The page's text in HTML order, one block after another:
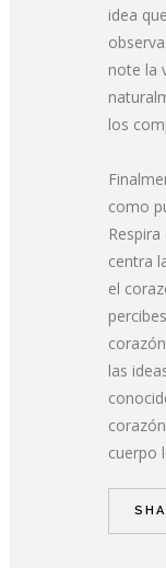
idea
note la
los
como
centra
el
las
cuerpo